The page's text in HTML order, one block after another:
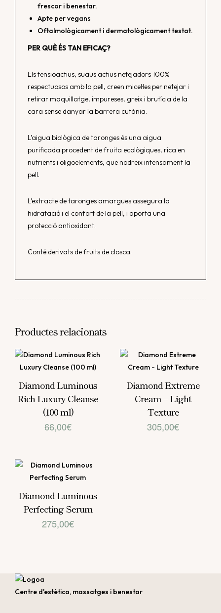
frescor i benestar.
Apte per vegans
Oftalmològicament i dermatològicament testat.
PER QUÈ ÉS TAN EFICAÇ?
Els tensioactius, suaus actius netejadors 100%
respectuosos amb la pell, creen micel·les per netejar i
retirar maquillatge, impureses, greix i brutícia de la
cara sense danyar la barrera cutània.
L’aigua biològica de taronges és una aigua
purificada procedent de fruita ecològiques, rica en
nutrients i oligoelements, que nodreix intensament la
pell.
L’extracte de taronges amargues assegura la
hidratació i el confort de la pell, i aporta una
protecció antioxidant.
Conté derivats de fruits de closca.
Productes relacionats
Diamond Luminous
Rich Luxury Cleanse
(100 ml)
66,00€
Diamond Extreme
Cream – Light
Texture
305,00€
Diamond Luminous
Perfecting Serum
275,00€
Centre d'estètica, massatges i benestar